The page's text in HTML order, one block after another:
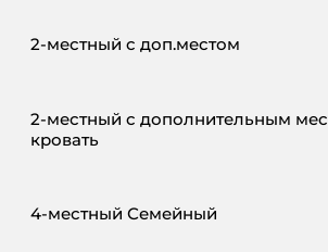
2-местный с доп.местом
2-местный с дополнительным
кровать
4-местный Семейный